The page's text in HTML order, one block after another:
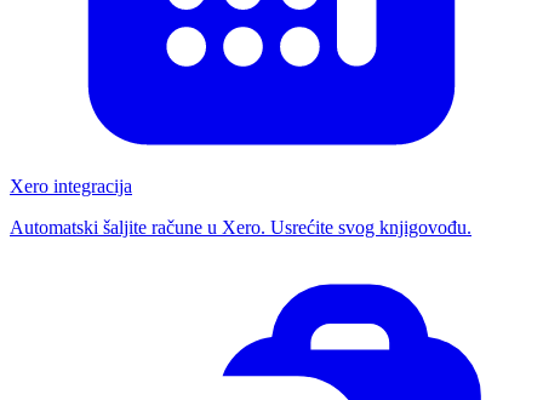
Xero integracija
Automatski šaljite račune u Xero. Usrećite svog knjigovođu.